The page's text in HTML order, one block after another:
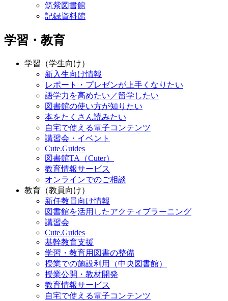
筑紫図書館
記録資料館
学習・教育
学習（学生向け）
新入生向け情報
レポート・プレゼンが上手くなりたい
語学力を高めたい／留学したい
図書館の使い方が知りたい
本をたくさん読みたい
自宅で使える電子コンテンツ
講習会・イベント
Cute.Guides
図書館TA（Cuter）
教育情報サービス
オンラインでのご相談
教育（教員向け）
新任教員向け情報
図書館を活用したアクティブラーニング
講習会
Cute.Guides
基幹教育支援
学習・教育用図書の整備
授業での施設利用（中央図書館）
授業公開・教材開発
教育情報サービス
自宅で使える電子コンテンツ